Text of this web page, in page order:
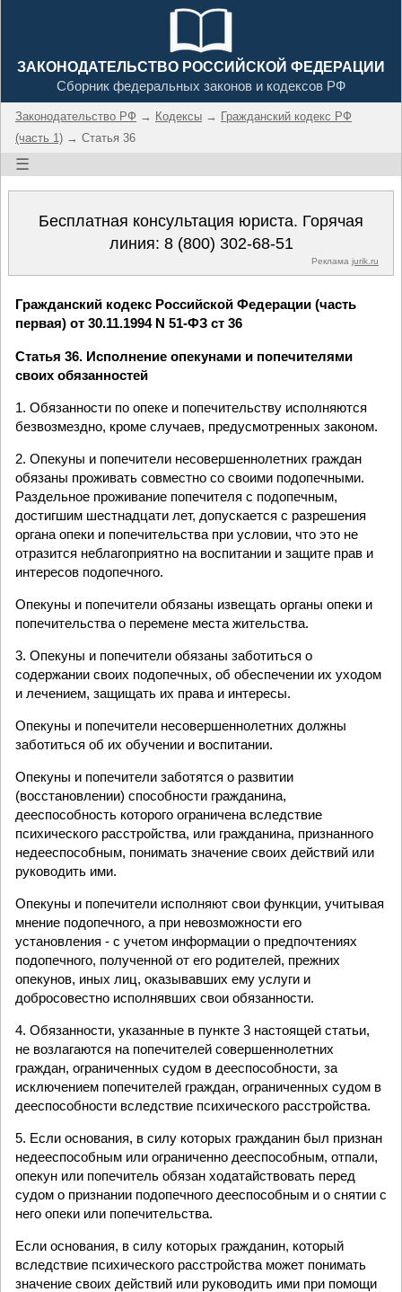
ЗАКОНОДАТЕЛЬСТВО РОССИЙСКОЙ ФЕДЕРАЦИИ
Сборник федеральных законов и кодексов РФ
Законодательство РФ → Кодексы → Гражданский кодекс РФ
(часть 1) → Статья 36
☰
Бесплатная консультация юриста. Горячая
линия: 8 (800) 302-68-51
Реклама jurik.ru
Гражданский кодекс Российской Федерации (часть
первая) от 30.11.1994 N 51-ФЗ ст 36
Статья 36. Исполнение опекунами и попечителями
своих обязанностей
1. Обязанности по опеке и попечительству исполняются
безвозмездно, кроме случаев, предусмотренных законом.
2. Опекуны и попечители несовершеннолетних граждан
обязаны проживать совместно со своими подопечными.
Раздельное проживание попечителя с подопечным,
достигшим шестнадцати лет, допускается с разрешения
органа опеки и попечительства при условии, что это не
отразится неблагоприятно на воспитании и защите прав и
интересов подопечного.
Опекуны и попечители обязаны извещать органы опеки и
попечительства о перемене места жительства.
3. Опекуны и попечители обязаны заботиться о
содержании своих подопечных, об обеспечении их уходом
и лечением, защищать их права и интересы.
Опекуны и попечители несовершеннолетних должны
заботиться об их обучении и воспитании.
Опекуны и попечители заботятся о развитии
(восстановлении) способности гражданина,
дееспособность которого ограничена вследствие
психического расстройства, или гражданина, признанного
недееспособным, понимать значение своих действий или
руководить ими.
Опекуны и попечители исполняют свои функции, учитывая
мнение подопечного, а при невозможности его
установления - с учетом информации о предпочтениях
подопечного, полученной от его родителей, прежних
опекунов, иных лиц, оказывавших ему услуги и
добросовестно исполнявших свои обязанности.
4. Обязанности, указанные в пункте 3 настоящей статьи,
не возлагаются на попечителей совершеннолетних
граждан, ограниченных судом в дееспособности, за
исключением попечителей граждан, ограниченных судом в
дееспособности вследствие психического расстройства.
5. Если основания, в силу которых гражданин был признан
недееспособным или ограниченно дееспособным, отпали,
опекун или попечитель обязан ходатайствовать перед
судом о признании подопечного дееспособным и о снятии с
него опеки или попечительства.
Если основания, в силу которых гражданин, который
вследствие психического расстройства может понимать
значение своих действий или руководить ими при помощи